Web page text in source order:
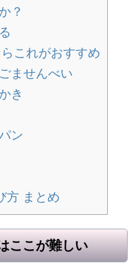
？
これがおすすめ
ませんべい
き
ン
方 まとめ
ここが難しい